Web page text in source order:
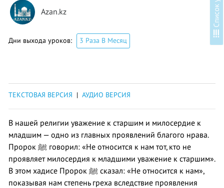
Azan.kz
Дни выхода уроков: 3 Раза В Месяц
ТЕКСТОВАЯ ВЕРСИЯ | АУДИО ВЕРСИЯ
В нашей религии уважение к старшим и милосердие к
младшим — одно из главных проявлений благого нрава.
Пророк ﷺ говорил: «Не относится к нам тот, кто не
проявляет милосердия к младшими уважение к старшим».
В этом хадисе Пророк ﷺ сказал: «Не относится к нам»,
показывая нам степень греха вследствие проявления